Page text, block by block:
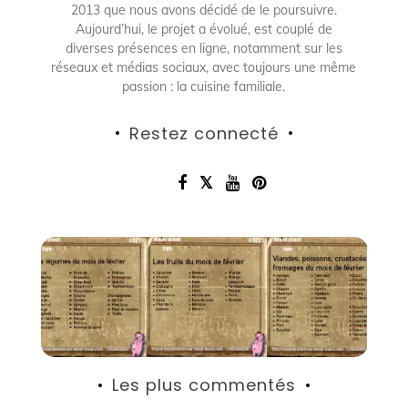
2013 que nous avons décidé de le poursuivre.
Aujourd’hui, le projet a évolué, est couplé de
diverses présences en ligne, notamment sur les
réseaux et médias sociaux, avec toujours une même
passion : la cuisine familiale.
Restez connecté
Les plus commentés